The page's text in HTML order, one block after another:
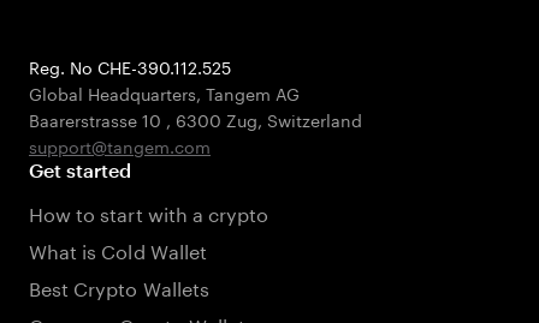
Reg. No CHE-390.112.525
Global Headquarters, Tangem AG
Baarerstrasse 10 , 6300 Zug, Switzerland
support@tangem.com
Get started
How to start with a crypto
What is Cold Wallet
Best Crypto Wallets